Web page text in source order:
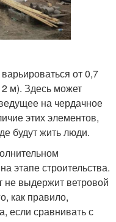
от 0,7
м). Здесь может
на чердачное
этих элементов,
будут жить люди.
этапе строительства.
не выдержит ветровой
как правило,
если сравнивать с